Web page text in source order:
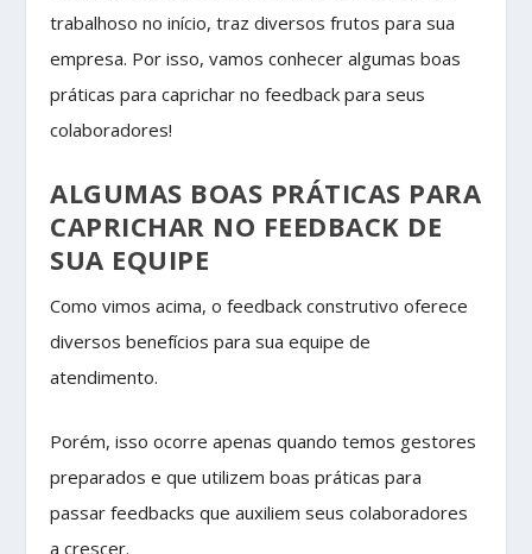
trabalhoso no início, traz diversos frutos para sua
empresa. Por isso, vamos conhecer algumas boas
práticas para caprichar no feedback para seus
colaboradores!
ALGUMAS BOAS PRÁTICAS PARA
CAPRICHAR NO FEEDBACK DE
SUA EQUIPE
Como vimos acima, o feedback construtivo oferece
diversos benefícios para sua equipe de
atendimento.
Porém, isso ocorre apenas quando temos gestores
preparados e que utilizem boas práticas para
passar feedbacks que auxiliem seus colaboradores
a crescer.